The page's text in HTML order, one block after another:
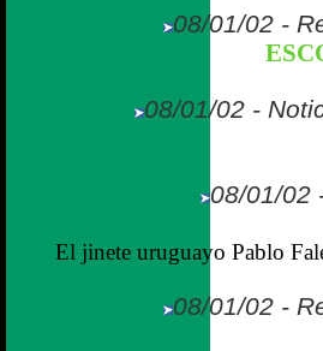
08/01/02 -
08/01/02 -
08/01/02
El jinete uruguayo Pablo
08/01/02 -